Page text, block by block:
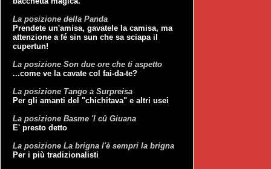
La posizione della Panda
Prendete un'amisa, gavatele la camisa, ma
attenzione a fé sin sun che sa sciapa il
cupertun!
La posizione Son due ore che ti aspetto
...come ve la cavate col fai-da-te?
La posizione Tango a Surpreisa
Per gli amanti del "chichitava" e altri usei
La posizione Basme 'l cû Giuana
E' presto detto
La posizione La brigna l'è sempri la brigna
Per i più tradizionalisti